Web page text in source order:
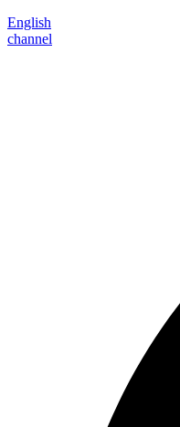
English
channel